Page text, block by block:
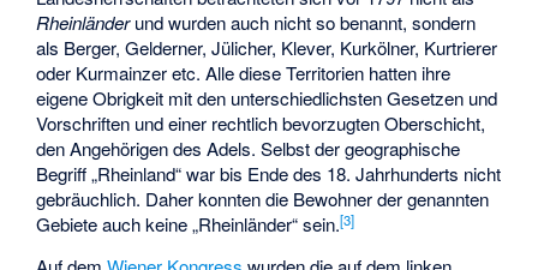
Rheinländerund wurden auch nicht so benannt, sondern
als Berger, Gelderner, Jülicher, Klever, Kurkölner, Kurtrierer
oder Kurmainzer etc. Alle diese Territorien hatten ihre
eigene Obrigkeit mit den unterschiedlichsten Gesetzen und
Vorschriften und einer rechtlich bevorzugten Oberschicht,
den Angehörigen des Adels. Selbst der geographische
Begriff „Rheinland“ war bis Ende des 18. Jahrhunderts nicht
gebräuchlich. Daher konnten die Bewohner der genannten
Gebiete auch keine „Rheinländer“ sein.[3]